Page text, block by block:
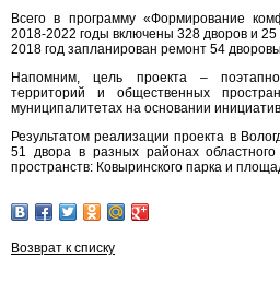
Всего в программу «Формирование
2018-2022 годы включены 328 дворов и
2018 год запланирован ремонт 54
Напомним, цель проекта –
территорий и общественных
муниципалитетах на основании
Результатом реализации проекта в
51 двора в разных районах
пространств: Ковыринского парка и
Возврат к списку